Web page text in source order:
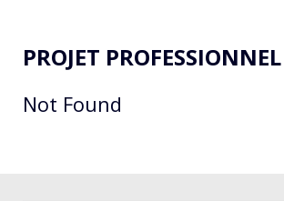
PROJET PROFESSIONNEL
Not Found